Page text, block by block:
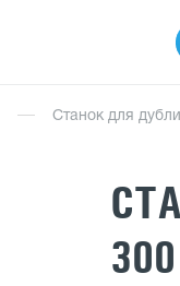
Станок для
300